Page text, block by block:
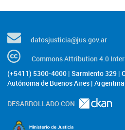
datosjusticia@jus.gov.ar
Commons Attribution 4.0
(+5411) 5300-4000 | Sarmiento 329 |
Autónoma de Buenos Aires | Argentina
DESARROLLADO CON